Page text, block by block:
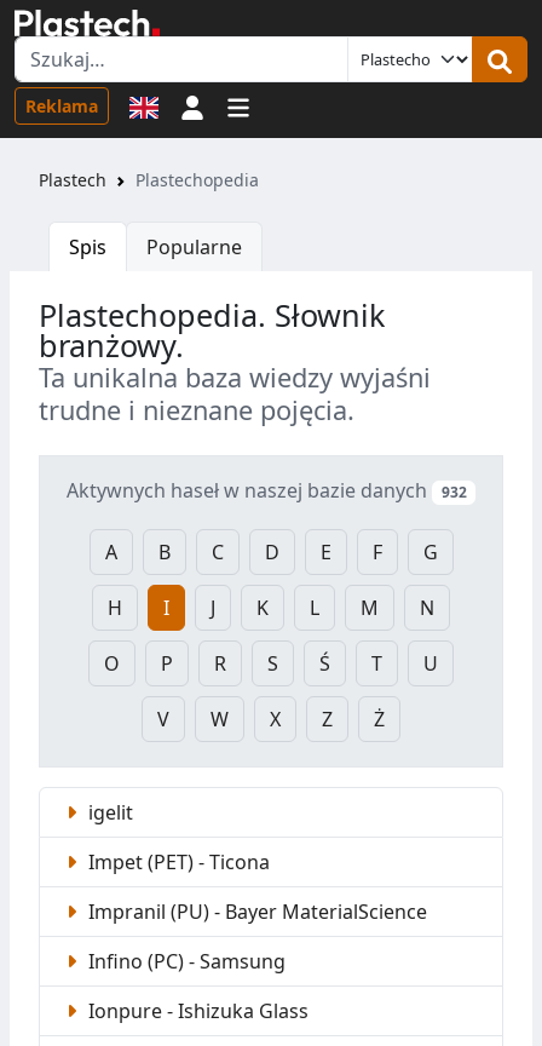
Reklama Logowanie
Plastech Plastechopedia
Spis Popularne
Plastechopedia. Słownik
branżowy.
Ta unikalna baza wiedzy wyjaśni
trudne i nieznane pojęcia.
Aktywnych haseł w naszej bazie danych 932
A B C D E F G
H I J K L M N
O P R S Ś T U
V W X Z Ż
igelit
Impet (PET) - Ticona
Impranil (PU) - Bayer MaterialScience
Infino (PC) - Samsung
Ionpure - Ishizuka Glass